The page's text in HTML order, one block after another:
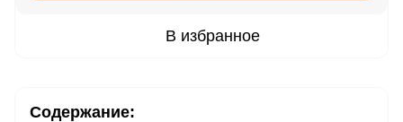
В избранное
Содержание: